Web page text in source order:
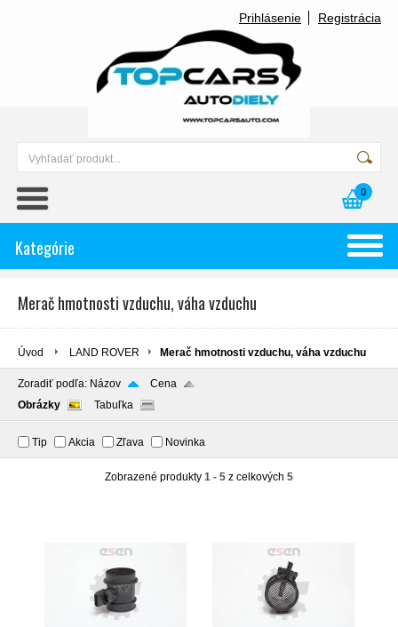
Prihlásenie Registrácia
0
Kategórie
Merač hmotnosti vzduchu, váha vzduchu
Úvod LAND ROVER Merač hmotnosti vzduchu, váha vzduchu
Zoradiť podľa: Názov
Cena
Obrázky
Tabuľka
Tip Akcia Zľava Novinka
Zobrazené produkty 1 - 5 z celkových 5